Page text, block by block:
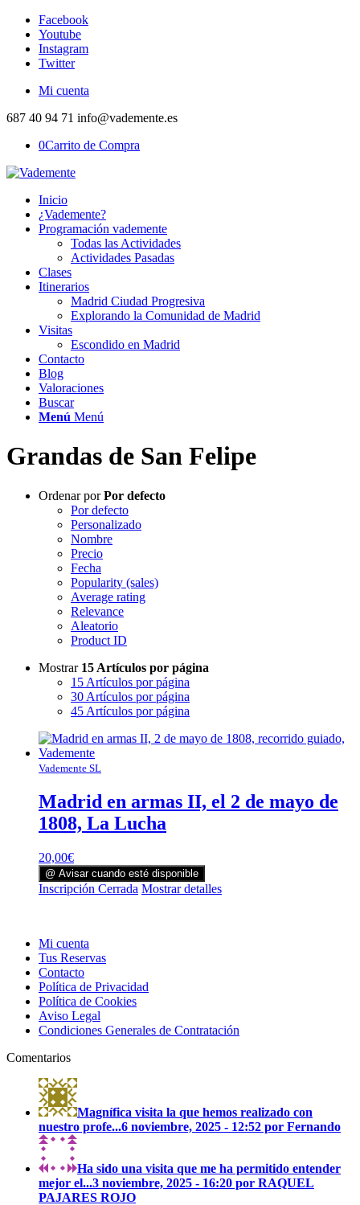
Facebook
Youtube
Instagram
Twitter
Mi cuenta
687 40 94 71 info@vademente.es
0Carrito de Compra
Inicio
¿Vademente?
Programación vademente
Todas las Actividades
Actividades Pasadas
Clases
Itinerarios
Madrid Ciudad Progresiva
Explorando la Comunidad de Madrid
Visitas
Escondido en Madrid
Contacto
Blog
Valoraciones
Buscar
Menú Menú
Grandas de San Felipe
Ordenar porPor defecto
Por defecto
Personalizado
Nombre
Precio
Fecha
Popularity (sales)
Average rating
Relevance
Aleatorio
Product ID
Mostrar 15 Artículos por página
15 Artículos por página
30 Artículos por página
45 Artículos por página
Vademente SL
Madrid en armas II, el 2 de mayo de
1808, La Lucha
20,00€
@ Avisar cuando esté disponible
Inscripción Cerrada Mostrar detalles
Mi cuenta
Tus Reservas
Contacto
Política de Privacidad
Política de Cookies
Aviso Legal
Condiciones Generales de Contratación
Comentarios
Magnífica visita la que hemos realizado con
nuestro profe...6 noviembre, 2025 - 12:52 por Fernando
Ha sido una visita que me ha permitido entender
mejor el...3 noviembre, 2025 - 16:20 por RAQUEL
PAJARES ROJO